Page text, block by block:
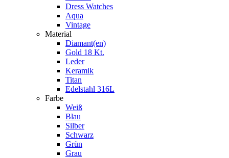
Dress Watches
Aqua
Vintage
Material
Diamant(en)
Gold 18 Kt.
Leder
Keramik
Titan
Edelstahl 316L
Farbe
Weiß
Blau
Silber
Schwarz
Grün
Grau